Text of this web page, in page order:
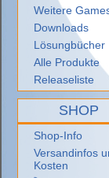
Weitere
Downloads
Lösungbücher
Alle Produkte
Releaseliste
SHOP
Shop-Info
Versandinfos
Kosten